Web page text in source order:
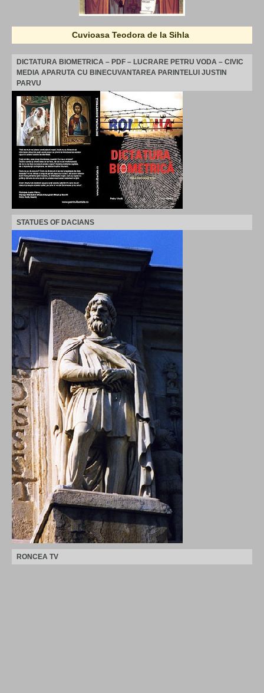
Cuvioasa Teodora de la Sihla
DICTATURA BIOMETRICA – PDF – LUCRARE PETRU VODA – CIVIC
MEDIA APARUTA CU BINECUVANTAREA PARINTELUI JUSTIN
PARVU
STATUES OF DACIANS
RONCEA TV